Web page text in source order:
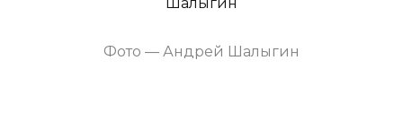
Фото — Андрей Шалыгин